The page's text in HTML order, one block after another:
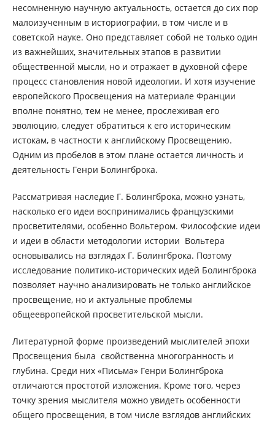
несомненную научную актуальность, остается до сих пор
малоизученным в историографии, в том числе и в
советской науке. Оно представляет собой не только один
из важнейших, значительных этапов в развитии
общественной мысли, но и отражает в духовной сфере
процесс становления новой идеологии. И хотя изучение
европейского Просвещения на материале Франции
вполне понятно, тем не менее, прослеживая его
эволюцию, следует обратиться к его историческим
истокам, в частности к английскому Просвещению.
Одним из пробелов в этом плане остается личность и
деятельность Генри Болингброка.
Рассматривая наследие Г. Болингброка, можно узнать,
насколько его идеи воспринимались французскими
просветителями, особенно Вольтером. Философские идеи
и идеи в области методологии истории Вольтера
основывались на взглядах Г. Болингброка. Поэтому
исследование политико-исторических идей Болингброка
позволяет научно анализировать не только английское
просвещение, но и актуальные проблемы
общеевропейской просветительской мысли.
Литературной форме произведений мыслителей эпохи
Просвещения была свойственна многогранность и
глубина. Среди них «Письма» Генри Болингброка
отличаются простотой изложения. Кроме того, через
точку зрения мыслителя можно увидеть особенности
общего просвещения, в том числе взглядов английских